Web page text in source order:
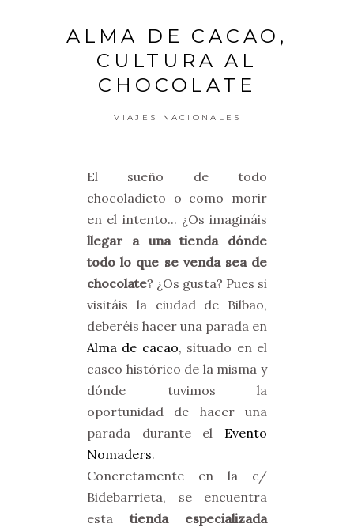
ALMA DE CACAO,
CULTURA AL
CHOCOLATE
VIAJES NACIONALES
El sueño de todo
chocoladicto o como morir
en el intento... ¿Os imagináis
llegar a una tienda dónde
todo lo que se venda sea de
chocolate? ¿Os gusta? Pues si
visitáis la ciudad de Bilbao,
deberéis hacer una parada en
Alma de cacao, situado en el
casco histórico de la misma y
dónde tuvimos la
oportunidad de hacer una
parada durante el Evento
Nomaders.
Concretamente en la c/
Bidebarrieta, se encuentra
esta tienda especializada